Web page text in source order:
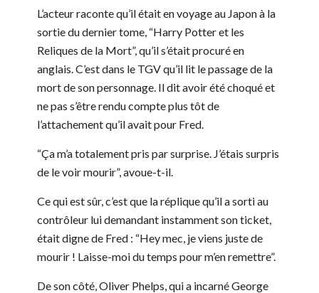
L’acteur raconte qu’il était en voyage au Japon à la
sortie du dernier tome, “Harry Potter et les
Reliques de la Mort”, qu’il s’était procuré en
anglais. C’est dans le TGV qu’il lit le passage de la
mort de son personnage. Il dit avoir été choqué et
ne pas s’être rendu compte plus tôt de
l’attachement qu’il avait pour Fred.
“Ça m’a totalement pris par surprise. J’étais surpris
de le voir mourir”, avoue-t-il.
Ce qui est sûr, c’est que la réplique qu’il a sorti au
contrôleur lui demandant instamment son ticket,
était digne de Fred : “Hey mec, je viens juste de
mourir ! Laisse-moi du temps pour m’en remettre”.
De son côté, Oliver Phelps, qui a incarné George